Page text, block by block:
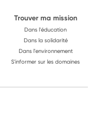
Trouver ma mission
Dans l'éducation
Dans la solidarité
Dans l'environnement
S'informer sur les domaines